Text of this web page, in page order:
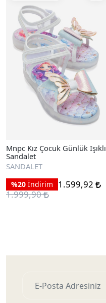
Mnpc Kız Çocuk Günlük Işıklı
Sandalet
SANDALET
%20 İndirim
1.599,92
1.999,90